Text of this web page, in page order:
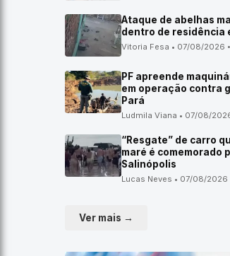
Ataque de abelhas
dentro de residência
Vitoria Fesa • 07/08/2026
PF apreende
em operação contra
Pará
Ludmila Viana • 07/08/
“Resgate” de carro
maré é comemorado
Salinópolis
Lucas Neves • 07/08/2026
Ver mais →